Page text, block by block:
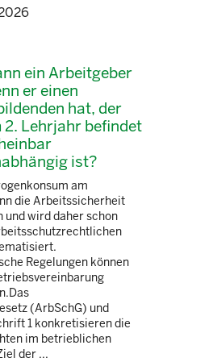
ein Arbeitgeber
er einen
hat, der
2. Lehrjahr befindet
ist?
am
die Arbeitssicherheit
und wird daher schon
Regelungen können
(ArbSchG) und
1 konkretisieren die
im betrieblichen
der ...